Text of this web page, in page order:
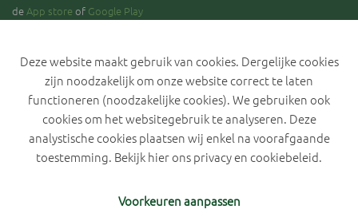
de App store of Google Play
Blijf op de hoogte over de stand van zaken rond de selectieve
inzameling van GFT.
Privacyverklaring IVLA
Deze website maakt gebruik van cookies. Dergelijke cookies
zijn noodzakelijk om onze website correct te laten
functioneren (noodzakelijke cookies). We gebruiken ook
cookies om het websitegebruik te analyseren. Deze
analystische cookies plaatsen wij enkel na voorafgaande
toestemming. Bekijk hier onsprivacy en cookiebeleid.
Voorkeuren aanpassen